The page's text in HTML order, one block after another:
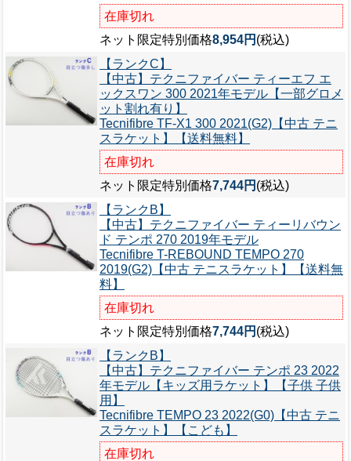
在庫切れ
ネット限定特別価格8,954円 (税込)
【ランクC】
【中古】テクニファイバー ティーエフ エ
ックスワン 300 2021年モデル【一部グロメ
ット割れ有り】
Tecnifibre TF-X1 300 2021(G2)【中古 テニ
スラケット】【送料無料】
在庫切れ
ネット限定特別価格7,744円 (税込)
【ランクB】
【中古】テクニファイバー ティーリバウン
ド テンポ 270 2019年モデル
Tecnifibre T-REBOUND TEMPO 270
2019(G2)【中古 テニスラケット】【送料無
料】
在庫切れ
ネット限定特別価格7,744円 (税込)
【ランクB】
【中古】テクニファイバー テンポ 23 2022
年モデル【キッズ用ラケット】【子供 子供
用】
Tecnifibre TEMPO 23 2022(G0)【中古 テニ
スラケット】【こども】
在庫切れ